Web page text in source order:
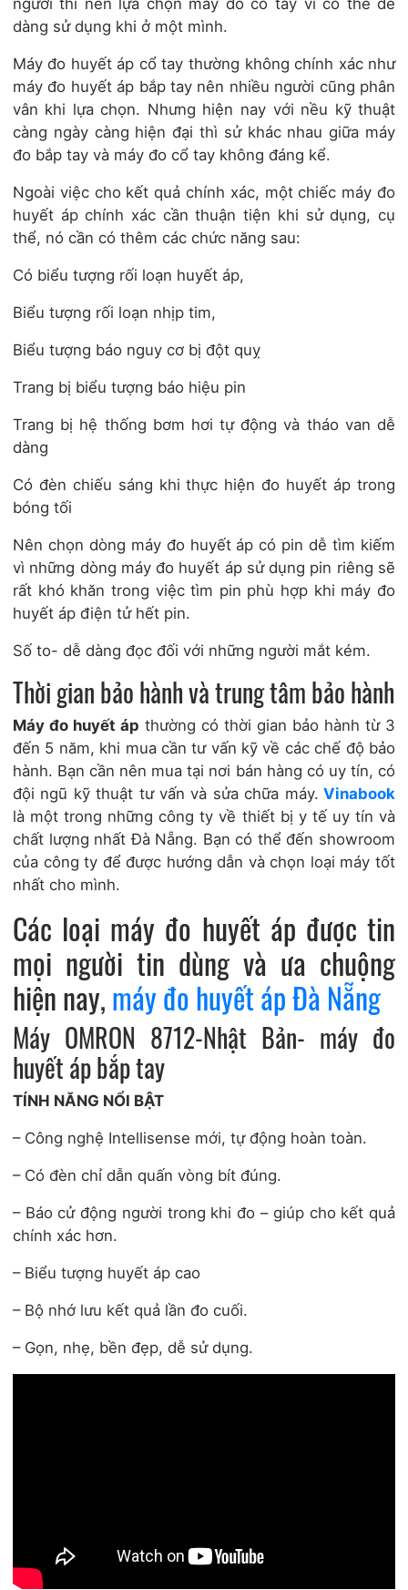
dàng sử dụng khi ở một mình.
Máy đo huyết áp cổ tay thường không chính xác như
máy đo huyết áp bắp tay nên nhiều người cũng phân
vân khi lựa chọn. Nhưng hiện nay với nều kỹ thuật
càng ngày càng hiện đại thì sử khác nhau giữa máy
đo bắp tay và máy đo cổ tay không đáng kể.
Ngoài việc cho kết quả chính xác, một chiếc máy đo
huyết áp chính xác cần thuận tiện khi sử dụng, cụ
thể, nó cần có thêm các chức năng sau:
Có biểu tượng rối loạn huyết áp,
Biểu tượng rối loạn nhịp tim,
Biểu tượng báo nguy cơ bị đột quỵ
Trang bị biểu tượng báo hiệu pin
Trang bị hệ thống bơm hơi tự động và tháo van dễ
dàng
Có đèn chiếu sáng khi thực hiện đo huyết áp trong
bóng tối
Nên chọn dòng máy đo huyết áp có pin dễ tìm kiếm
vì những dòng máy đo huyết áp sử dụng pin riêng sẽ
rất khó khăn trong việc tìm pin phù hợp khi máy đo
huyết áp điện tử hết pin.
Số to- dễ dàng đọc đối với những người mắt kém.
Thời gian bảo hành và trung tâm bảo hành
Máy đo huyết áp thường có thời gian bảo hành từ 3
đến 5 năm, khi mua cần tư vấn kỹ về các chế độ bảo
hành. Bạn cần nên mua tại nơi bán hàng có uy tín, có
đội ngũ kỹ thuật tư vấn và sửa chữa máy. Vinabook
là một trong những công ty về thiết bị y tế uy tín và
chất lượng nhất Đà Nẵng. Bạn có thể đến showroom
của công ty để được hướng dẫn và chọn loại máy tốt
nhất cho mình.
Các loại máy đo huyết áp được tin
mọi người tin dùng và ưa chuộng
hiện nay,máy đo huyết áp Đà Nẵng
Máy OMRON 8712-Nhật Bản- máy đo
huyết áp bắp tay
TÍNH NĂNG NỔI BẬT
– Công nghệ Intellisense mới, tự động hoàn toàn.
– Có đèn chỉ dẫn quấn vòng bít đúng.
– Báo cử động người trong khi đo – giúp cho kết quả
chính xác hơn.
– Biểu tượng huyết áp cao
– Bộ nhớ lưu kết quả lần đo cuối.
– Gọn, nhẹ, bền đẹp, dễ sử dụng.